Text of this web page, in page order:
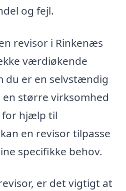
og fejl.
revisor i Rinkenæs
værdiøkende
du er en selvstændig
større virksomhed
for hjælp til
en revisor tilpasse
specifikke behov.
er det vigtigt at